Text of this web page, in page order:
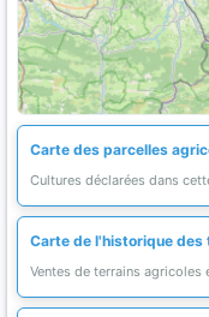
Carte des parcelles
Cultures déclarées dans
Carte de l'historique
Ventes de terrains agricoles